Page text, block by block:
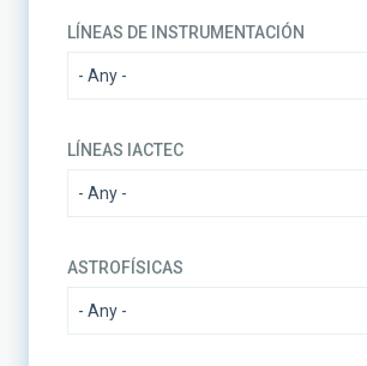
LÍNEAS DE INSTRUMENTACIÓN
LÍNEAS IACTEC
ASTROFÍSICAS